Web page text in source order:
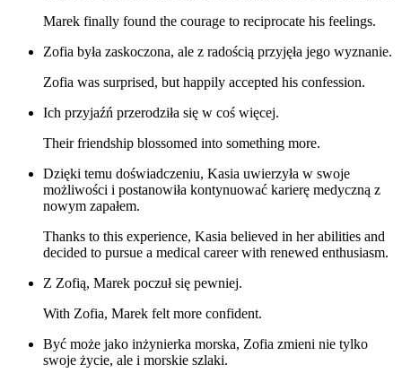
Marek finally found the courage to reciprocate his feelings.
Zofia była zaskoczona, ale z radością przyjęła jego wyznanie.
Zofia was surprised, but happily accepted his confession.
Ich przyjaźń przerodziła się w coś więcej.
Their friendship blossomed into something more.
Dzięki temu doświadczeniu, Kasia uwierzyła w swoje
możliwości i postanowiła kontynuować karierę medyczną z
nowym zapałem.
Thanks to this experience, Kasia believed in her abilities and
decided to pursue a medical career with renewed enthusiasm.
Z Zofią, Marek poczuł się pewniej.
With Zofia, Marek felt more confident.
Być może jako inżynierka morska, Zofia zmieni nie tylko
swoje życie, ale i morskie szlaki.